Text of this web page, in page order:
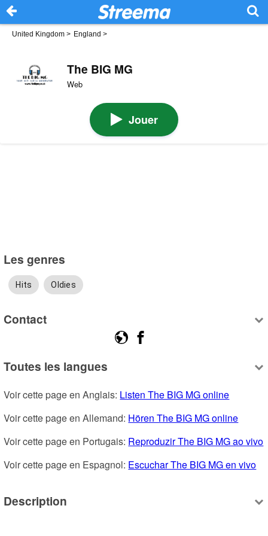
United Kingdom > England >
The BIG MG
Web
Jouer
Les genres
Hits Oldies
Contact
Toutes les langues
Voir cette page en Anglais: Listen The BIG MG online
Voir cette page en Allemand: Hören The BIG MG online
Voir cette page en Portugais: Reproduzir The BIG MG ao vivo
Voir cette page en Espagnol: Escuchar The BIG MG en vivo
Description